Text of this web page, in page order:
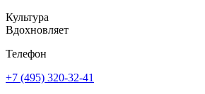
Культура
Вдохновляет
Телефон
+7 (495) 320-32-41